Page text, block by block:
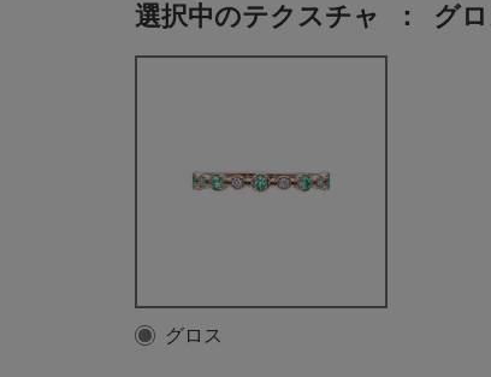
選択中のテクスチャ ： グ
グロス